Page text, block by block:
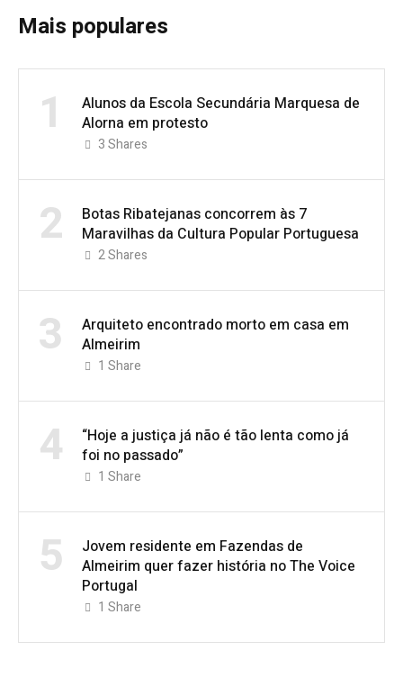
Mais populares
1
Alunos da Escola Secundária Marquesa de
Alorna em protesto
3Shares
2
Botas Ribatejanas concorrem às 7
Maravilhas da Cultura Popular Portuguesa
2Shares
3
Arquiteto encontrado morto em casa em
Almeirim
1 Share
4
“Hoje a justiça já não é tão lenta como já
foi no passado”
1 Share
5
Jovem residente em Fazendas de
Almeirim quer fazer história no The Voice
Portugal
1 Share